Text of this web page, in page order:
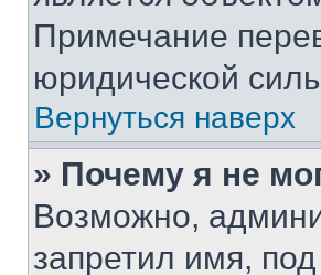
Примечание
юридической
Вернуться наверх
» Почему я не
Возможно,
запретил имя,